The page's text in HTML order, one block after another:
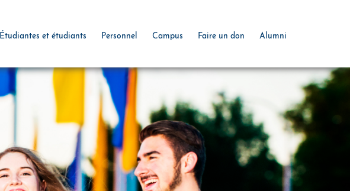
Étudiantes et étudiants Personnel Campus Faire un don Alumni